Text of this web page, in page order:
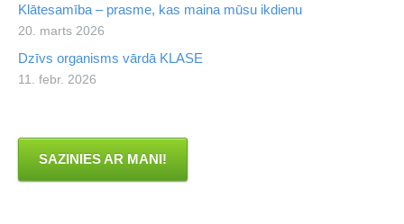
Klātesamība – prasme, kas maina mūsu ikdienu
20. marts 2026
Dzīvs organisms vārdā KLASE
11. febr. 2026
SAZINIES AR MANI!